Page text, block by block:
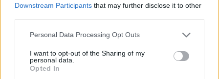
Downstream Participants that may further disclose it to other
Please note that this website/app uses one or more Google
not limited to your visit or usage behaviour. You may click to
grant or deny consent to Google and its third-party tags to
use your data for below specified purposes in below Google
Personal Data Processing Opt Outs
I want to opt-out of the Sharing of my
personal data.
Opted In
kiegyensúlyozott teljesítményt, alacsony válaszidőt,
mérsékelt melegedést és természetesen extra hosszú
strapabíróságot (újraírhatóságot) vár el.